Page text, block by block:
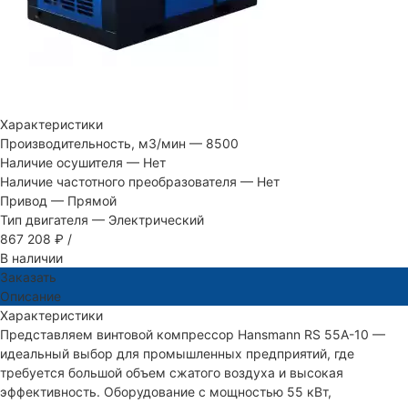
Характеристики
Производительность, м3/мин — 8500
Наличие осушителя — Нет
Наличие частотного преобразователя — Нет
Привод — Прямой
Тип двигателя — Электрический
867 208 ₽ /
В наличии
Заказать
Описание
Характеристики
Представляем винтовой компрессор Hansmann RS 55A-10 —
идеальный выбор для промышленных предприятий, где
требуется большой объем сжатого воздуха и высокая
эффективность. Оборудование с мощностью 55 кВт,